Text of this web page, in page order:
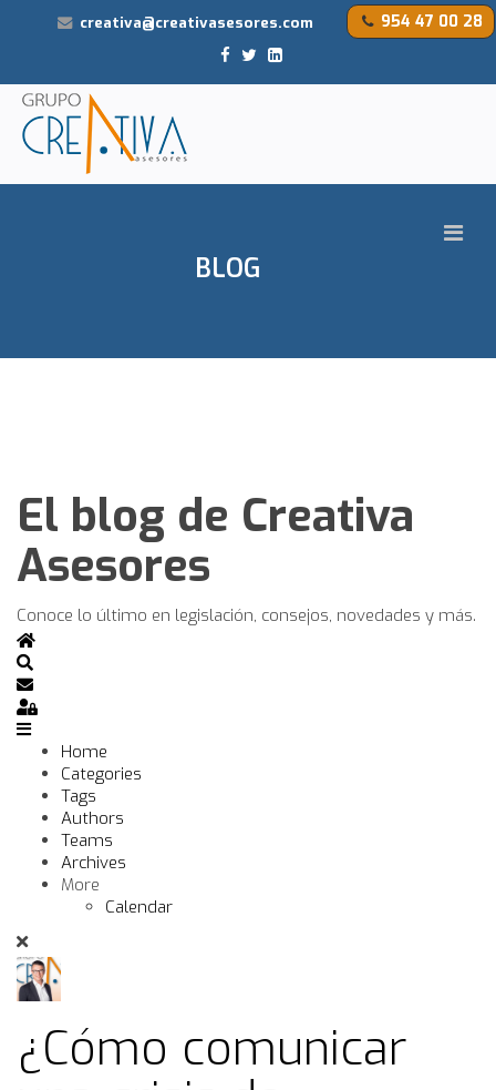
954 47 00 28
creativa@creativasesores.com
BLOG
El blog de Creativa
Asesores
Conoce lo último en legislación, consejos, novedades y más.
Home
Search
Subscribe to blog
Sign In
Home
Categories
Tags
Authors
Teams
Archives
More
Calendar
¿Cómo comunicar